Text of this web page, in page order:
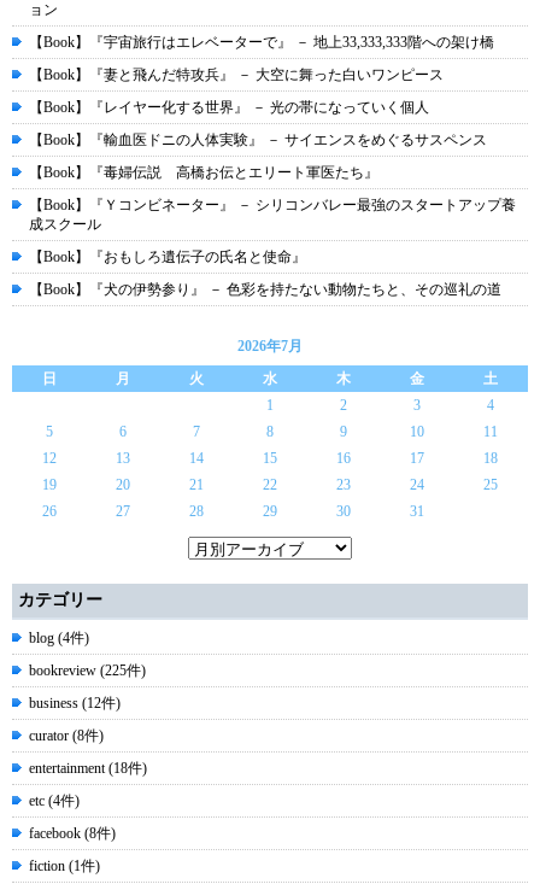
ョン
【Book】『宇宙旅行はエレベーターで』 － 地上33,333,333階への架け橋
【Book】『妻と飛んだ特攻兵』 － 大空に舞った白いワンピース
【Book】『レイヤー化する世界』 － 光の帯になっていく個人
【Book】『輸血医ドニの人体実験』 － サイエンスをめぐるサスペンス
【Book】『毒婦伝説 高橋お伝とエリート軍医たち』
【Book】『Ｙコンビネーター』 － シリコンバレー最強のスタートアップ養
成スクール
【Book】『おもしろ遺伝子の氏名と使命』
【Book】『犬の伊勢参り』 － 色彩を持たない動物たちと、その巡礼の道
2026年7月
日
月 火 水 木 金
土
1
2 3
4
5
6 7 8 9 10
11
12
13 14 15 16 17
18
19
20 21 22 23 24
25
26
27 28 29 30 31
カテゴリー
blog (4件)
bookreview (225件)
business (12件)
curator (8件)
entertainment (18件)
etc (4件)
facebook (8件)
fiction (1件)